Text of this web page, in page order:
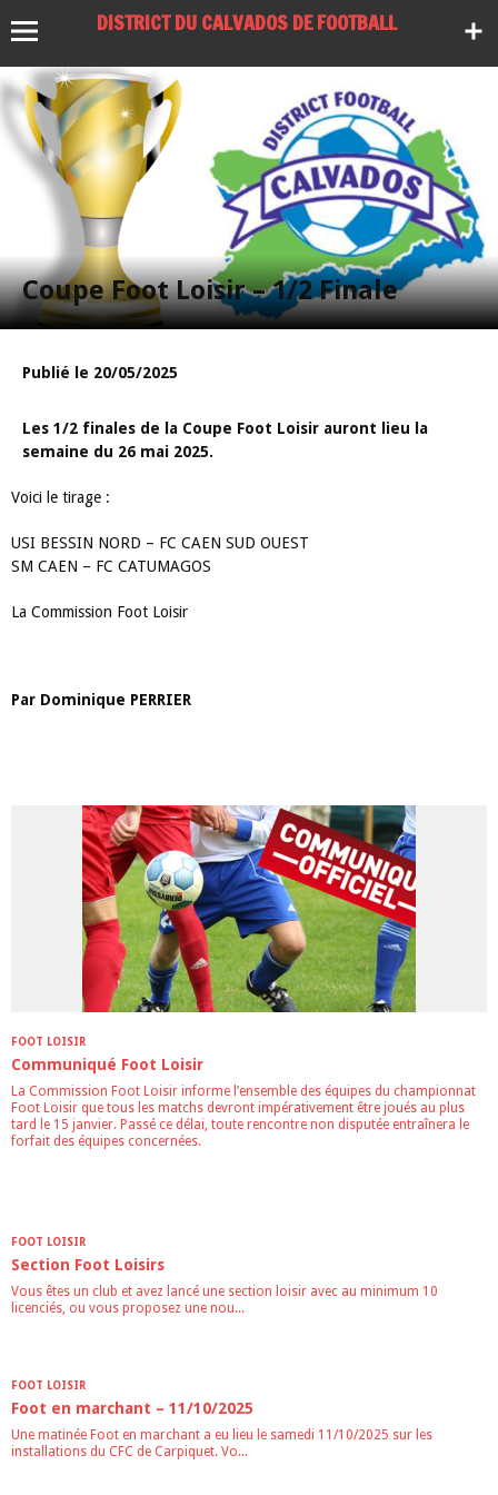
DISTRICT DU CALVADOS DE FOOTBALL
Coupe Foot Loisir – 1/2 Finale
Publié le 20/05/2025
les 1/2 finales de la Coupe Foot Loisir auront lieu la
semaine du 26 mai 2025.
Voici le tirage :
USI BESSIN NORD – FC CAEN SUD OUEST
SM CAEN – FC CATUMAGOS
La Commission Foot Loisir
Par Dominique PERRIER
FOOT LOISIR
Communiqué Foot Loisir
La Commission Foot Loisir informe l’ensemble des équipes du championnat
Foot Loisir que tous les matchs devront impérativement être joués au plus
tard le 15 janvier. Passé ce délai, toute rencontre non disputée entraînera le
forfait des équipes concernées.
FOOT LOISIR
Section Foot Loisirs
Vous êtes un club et avez lancé une section loisir avec au minimum 10
licenciés, ou vous proposez une nou...
FOOT LOISIR
Foot en marchant – 11/10/2025
Une matinée Foot en marchant a eu lieu le samedi 11/10/2025 sur les
installations du CFC de Carpiquet. Vo...